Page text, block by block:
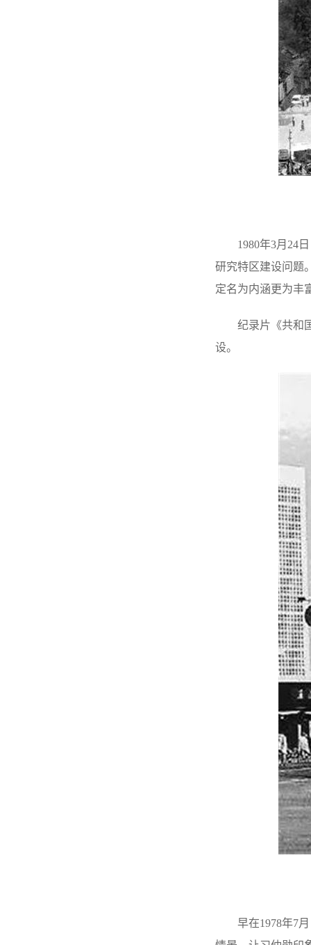
1980年3月24
研究特区建设问题
定名为内涵更为丰
纪录片《共和
设。
早在1978年7